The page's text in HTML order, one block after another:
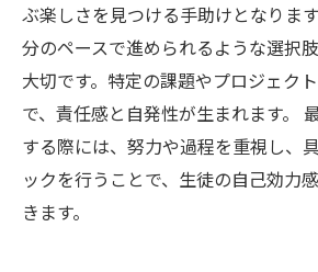
ぶ楽しさを見つける手助けとなりま
分のペースで進められるような選択
大切です。特定の課題やプロジェク
で、責任感と自発性が生まれます。
する際には、努力や過程を重視し、
ックを行うことで、生徒の自己効力
きます。